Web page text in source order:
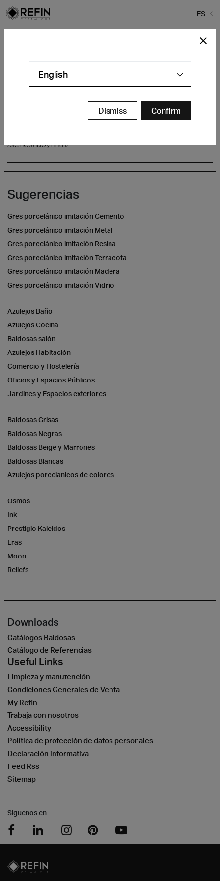
ES
/series/labyrinth/
Sugerencias
Gres porcelánico imitación Cemento
Gres porcelánico imitación Metal
Gres porcelánico imitación Resina
Gres porcelánico imitación Terracota
Gres porcelánico imitación Madera
Gres porcelánico imitación Vidrio
Azulejos Baño
Azulejos Cocina
Baldosas salón
Azulejos Habitación
Comercio y Hostelería
Oficios y Espacios Públicos
Jardines y Espacios exteriores
Baldosas Grisas
Baldosas Negras
Baldosas Beige y Marrones
Baldosas Blancas
Azulejos porcelanicos de colores
Osmos
Ink
Prestigio Kaleidos
Eras
Moon
Reliefs
Downloads
Catálogos Baldosas
Catálogo de Referencias
Useful Links
Limpieza y manutención
Condiciones Generales de Venta
My Refin
Trabaja con nosotros
Accessibility
Política de protección de datos personales
Declaración informativa
Feed Rss
Sitemap
Siguenos en
English
Dismiss Confirm